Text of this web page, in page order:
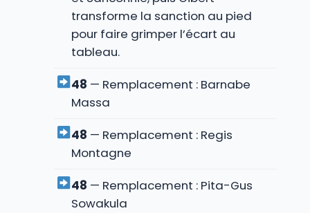
transforme la sanction au pied
pour faire grimper l’écart au
tableau.
48 — Remplacement : Barnabe
Massa
48 — Remplacement : Regis
Montagne
48 — Remplacement : Pita-Gus
Sowakula